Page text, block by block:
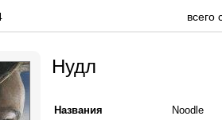
всего
Нудл
Названия
Noodle